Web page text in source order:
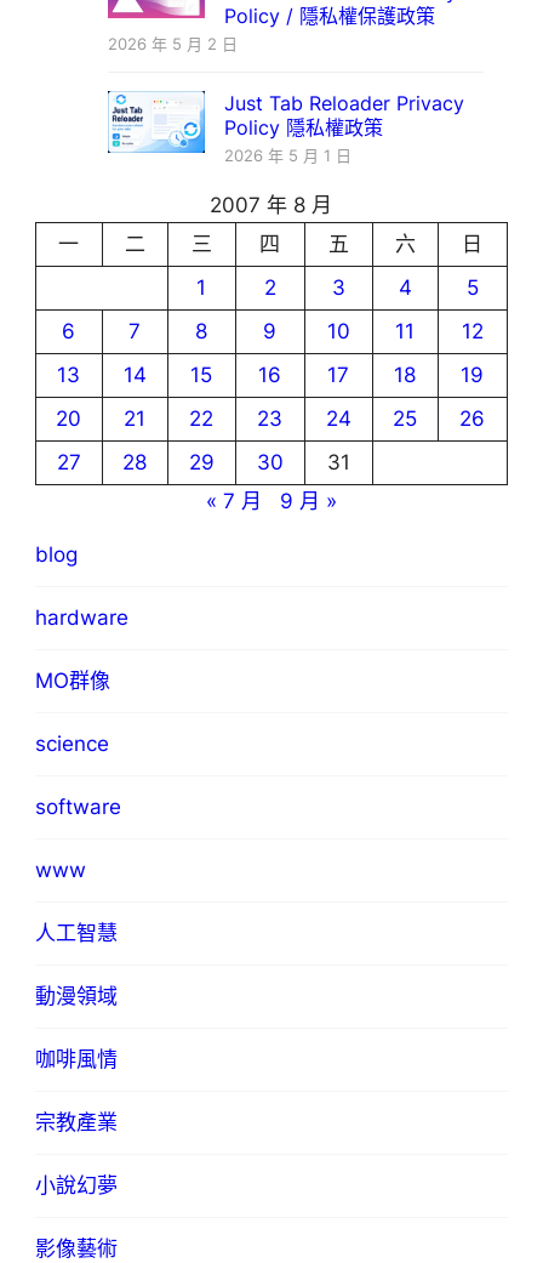
Policy / 隱私權保護政策
2026 年 5 月 2 日
Just Tab Reloader Privacy
Policy 隱私權政策
2026 年 5 月 1 日
2007 年 8 月
一
二 三 四 五 六
日
1
2 3 4
5
6
7 8 9 10 11
12
13
14 15 16 17 18
19
20
21 22 23 24 25
26
27
28 29 30
31
« 7 月
9 月 »
blog
hardware
MO群像
science
software
www
人工智慧
動漫領域
咖啡風情
宗教產業
小說幻夢
影像藝術